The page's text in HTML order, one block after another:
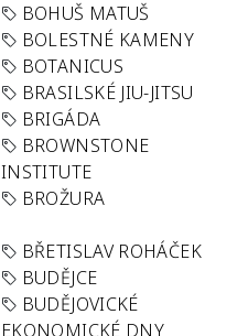
BOHUŠ MATUŠ
BOLESTNÉ KAMENY
BOTANICUS
BRASILSKÉ JIU-JITSU
BRIGÁDA
BROWNSTONE
INSTITUTE
BROŽURA
BŘETISLAV ROHÁČEK
BUDĚJCE
BUDĚJOVICKÉ
EKONOMICKÉ DNY